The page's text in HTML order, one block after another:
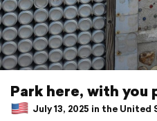
Park here, with you
July 13, 2025 in the United